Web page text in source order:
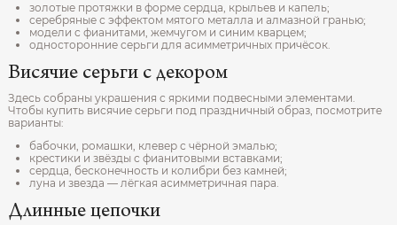
золотые протяжки в форме сердца, крыльев и капель;
серебряные с эффектом мятого металла и алмазной гранью;
модели с фианитами, жемчугом и синим кварцем;
односторонние серьги для асимметричных причёсок.
Висячие серьги с декором
Здесь собраны украшения с яркими подвесными элементами.
Чтобы купить висячие серьги под праздничный образ, посмотрите
варианты:
бабочки, ромашки, клевер с чёрной эмалью;
крестики и звёзды с фианитовыми вставками;
сердца, бесконечность и колибри без камней;
луна и звезда — лёгкая асимметричная пара.
Длинные цепочки